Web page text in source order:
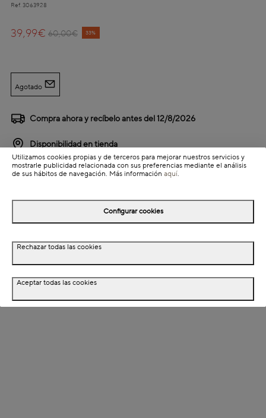
Ref. 3063928
Price reduced from
60,00€
to 33%
39,99€
Agotado
Compra ahora y recíbelo antes del12/8/2026
Disponibilidad en tienda
Detalles del producto
Descripción
Dimensiones
Utilizamos cookies propias y de terceros para mejorar nuestros servicios y
mostrarle publicidad relacionada con sus preferencias mediante el análisis
de sus hábitos de navegación. Más información aquí.
Configurar cookies
Rechazar todas las cookies
Aceptar todas las cookies